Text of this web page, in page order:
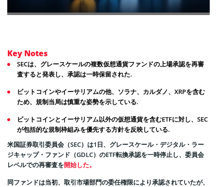
Key Notes
SECは、グレースケールの複数仮想通貨ファンドの上場承認を再審
査すると発表し、承認は一時保留された.
ビットコインやイーサリアムの他、ソラナ、カルダノ、XRPを含む
ため、規制当局は慎重な姿勢を示している.
ビットコインとイーサリアム以外の仮想通貨を含むETFに対し、SEC
が包括的な規制枠組みを優先する方針を反映している.
米国証券取引委員会（SEC）は1日、グレースケール・デジタル・ラー
ジキャップ・ファンド（GDLC）のETF転換承認を一時停止し、委員会
レベルでの再審査を開始した。
同ファンドは当初、取引市場部門の委任権限により承認されていたが、